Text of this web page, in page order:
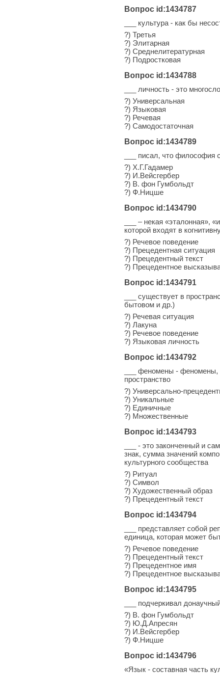
Вопрос id:1434787
___ культура - как бы
?) Третья
?) Элитарная
?) Среднелитературная
?) Подростковая
Вопрос id:1434788
___ личность - это
?) Универсальная
?) Языковая
?) Речевая
?) Самодостаточная
Вопрос id:1434789
___ писал, что философия
?) X.Г.Гадамер
?) И.Вейсгербер
?) В. фон Гумбольдт
?) Ф.Ницше
Вопрос id:1434790
___ – некая «эталонная»,
которой входят в
?) Речевое поведение
?) Прецедентная ситуация
?) Прецедентный текст
?) Прецедентное
Вопрос id:1434791
___ существует в
бытовом и др.)
?) Речевая ситуация
?) Лакуна
?) Речевое поведение
?) Языковая личность
Вопрос id:1434792
___ феномены - феномены,
пространство
?) Универсально-
?) Уникальные
?) Единичные
?) Множественные
Вопрос id:1434793
___ - это законченный и
знак, сумма значений
культурного сообщества
?) Ритуал
?) Символ
?) Художественный образ
?) Прецедентный текст
Вопрос id:1434794
___ представляет собой
единица, которая может
?) Речевое поведение
?) Прецедентный текст
?) Прецедентное имя
?) Прецедентное
Вопрос id:1434795
___ подчеркивал
?) В. фон Гумбольдт
?) Ю.Д.Апресян
?) И.Вейсгербер
?) Ф.Ницше
Вопрос id:1434796
«Язык - составная часть